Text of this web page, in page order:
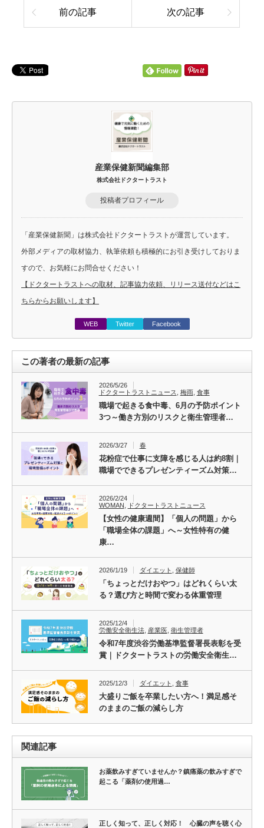
前の記事 次の記事
産業保健新聞編集部
株式会社ドクタートラスト
投稿者プロフィール
「産業保健新聞」は株式会社ドクタートラストが運営しています。
外部メディアの取材協力、執筆依頼も積極的にお引き受けしておりま
すので、お気軽にお問合せください！
【ドクタートラストへの取材、記事協力依頼、リリース送付などはこ
ちらからお願いします】
WEB Twitter Facebook
この著者の最新の記事
2026/5/26
ドクタートラストニュース
梅雨, 食事
職場で起きる食中毒、6月の予防ポイント
3つ～働き方別のリスクと衛生管理者…
2026/3/27 春
花粉症で仕事に支障を感じる人は約8割｜
職場でできるプレゼンティーズム対策…
2026/2/24
WOMAN
ドクタートラストニュース
【女性の健康週間】「個人の問題」から
「職場全体の課題」へ～女性特有の健
康…
2026/1/19 ダイエット 保健師
「ちょっとだけおやつ」はどれくらい太
る？選び方と時間で変わる体重管理
2025/12/4
労働安全衛生法, 産業医, 衛生管理者
令和7年度渋谷労働基準監督署長表彰を受
賞｜ドクタートラストの労働安全衛生…
2025/12/3 ダイエット 食事
大盛りご飯を卒業したい方へ！満足感そ
のままのご飯の減らし方
関連記事
お薬飲みすぎていませんか？鎮痛薬の飲みすぎで
起こる「薬剤の使用過…
正しく知って、正しく対応！ 心臓の声を聴く心